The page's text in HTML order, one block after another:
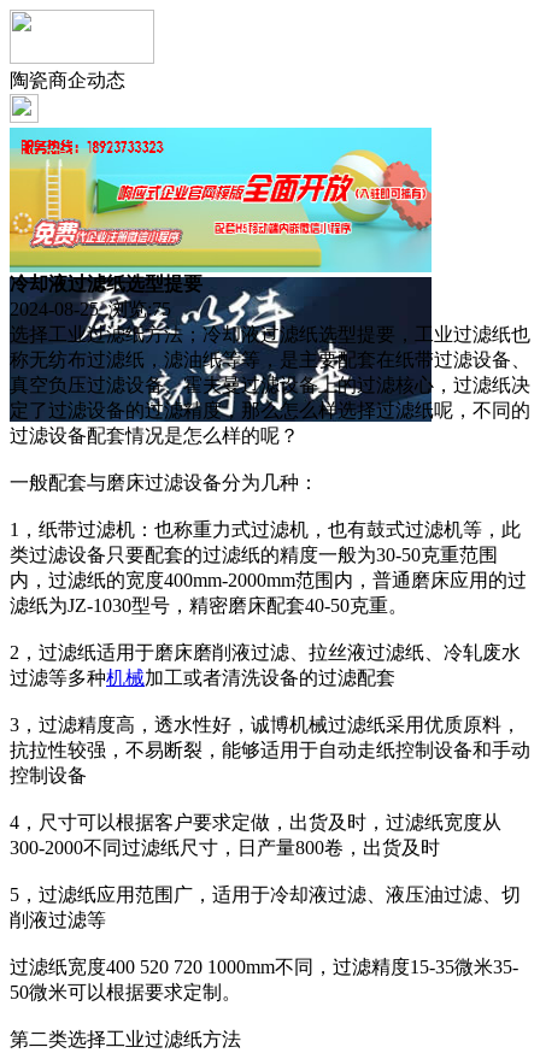
陶瓷商企动态
冷却液过滤纸选型提要
2024-08-25 浏览:75
选择工业过滤纸方法；冷却液过滤纸选型提要，工业过滤纸也
称无纺布过滤纸，滤油纸等等，是主要配套在纸带过滤设备、
真空负压过滤设备、霍夫曼过滤设备上的过滤核心，过滤纸决
定了过滤设备的过滤精度，那么怎么样选择过滤纸呢，不同的
过滤设备配套情况是怎么样的呢？
一般配套与磨床过滤设备分为几种：
1，纸带过滤机：也称重力式过滤机，也有鼓式过滤机等，此
类过滤设备只要配套的过滤纸的精度一般为30-50克重范围
内，过滤纸的宽度400mm-2000mm范围内，普通磨床应用的过
滤纸为JZ-1030型号，精密磨床配套40-50克重。
2，过滤纸适用于磨床磨削液过滤、拉丝液过滤纸、冷轧废水
过滤等多种机械加工或者清洗设备的过滤配套
3，过滤精度高，透水性好，诚博机械过滤纸采用优质原料，
抗拉性较强，不易断裂，能够适用于自动走纸控制设备和手动
控制设备
4，尺寸可以根据客户要求定做，出货及时，过滤纸宽度从
300-2000不同过滤纸尺寸，日产量800卷，出货及时
5，过滤纸应用范围广，适用于冷却液过滤、液压油过滤、切
削液过滤等
过滤纸宽度400 520 720 1000mm不同，过滤精度15-35微米35-
50微米可以根据要求定制。
第二类选择工业过滤纸方法